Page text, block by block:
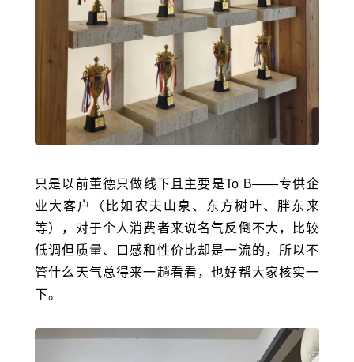
只是以前董德只做线下且主要是To B——专供企
业大客户（比如农夫山泉、 东方树叶、胖东来
等），对于个人消费者来说名气反倒不大，比较
低调但质量、口感和性价比却是一流的，所以不
管什么天气总得来一趟看看，也好帮大家核实一
下。